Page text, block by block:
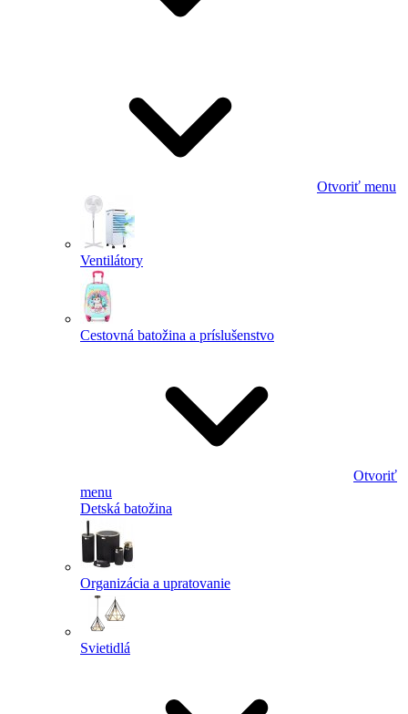
Otvoriť menu
Ventilátory
Cestovná batožina a príslušenstvo
Otvoriť
menu
Detská batožina
Organizácia a upratovanie
Svietidlá